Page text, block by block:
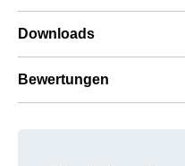
Downloads
Bewertungen